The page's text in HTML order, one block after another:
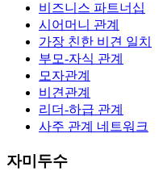
비즈니스 파트너십
시어머니 관계
가장 친한 비견 일치
부모-자식 관계
모자관계
비견관계
리더-하급 관계
사주 관계 네트워크
자미두수